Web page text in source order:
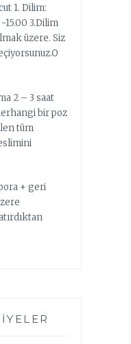
1. Dilim:
15.00 3.Dilim
üzere. Siz
2 – 3 saat
bir poz
tüm
+ geri